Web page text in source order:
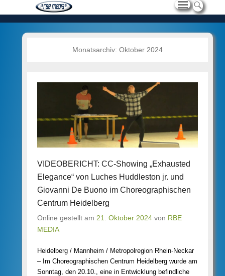
Monatsarchiv: Oktober 2024
VIDEOBERICHT: CC-Showing „Exhausted
Elegance“ von Luches Huddleston jr. und
Giovanni De Buono im Choreographischen
Centrum Heidelberg
Online gestellt am 21. Oktober 2024 von RBE
MEDIA
Heidelberg / Mannheim / Metropolregion Rhein-Neckar
– Im Choreographischen Centrum Heidelberg wurde am
Sonntag, den 20.10., eine in Entwicklung befindliche